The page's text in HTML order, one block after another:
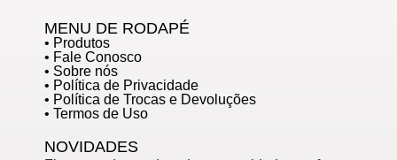
MENU DE RODAPÉ
• Produtos
• Fale Conosco
• Sobre nós
• Política de Privacidade
• Política de Trocas e Devoluções
• Termos de Uso
NOVIDADES